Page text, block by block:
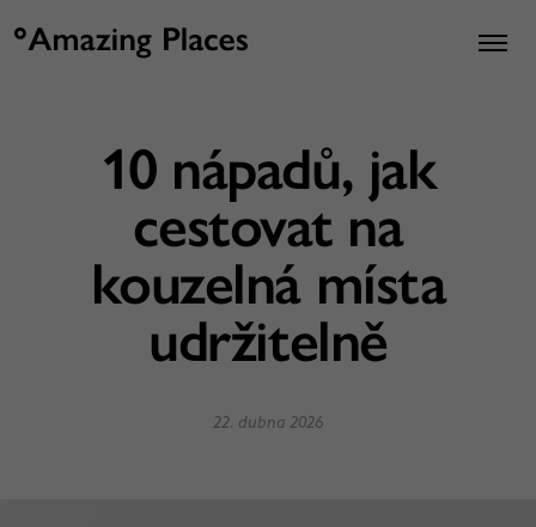
10 nápadů, jak
cestovat na
kouzelná místa
udržitelně
22. dubna 2026